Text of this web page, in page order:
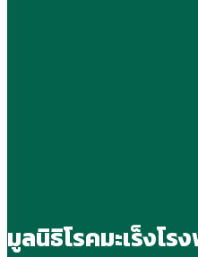
มูลนิธิโรคมะเร็งโร